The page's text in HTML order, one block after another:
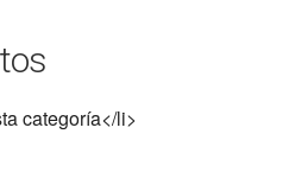
categoría</li>